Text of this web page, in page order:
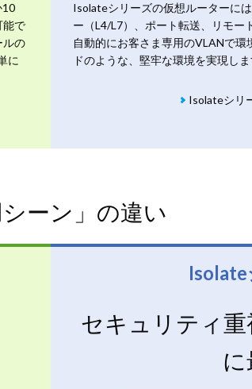
10
能で
ルの
に
Isolateシリーズの仮想ルーターに
ー（L4/L7）、ポート転送、リモー
自動的にお客さま専用のVLANで
ドのような、堅牢な環境を実現しま
Isolateシリ
シーン」の違い
セキュリティ
に